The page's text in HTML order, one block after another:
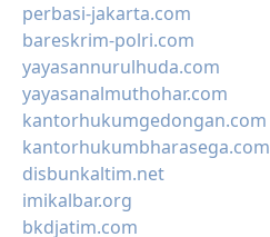
perbasi-jakarta.com
bareskrim-polri.com
yayasannurulhuda.com
yayasanalmuthohar.com
kantorhukumgedongan.com
kantorhukumbharasega.com
disbunkaltim.net
imikalbar.org
bkdjatim.com